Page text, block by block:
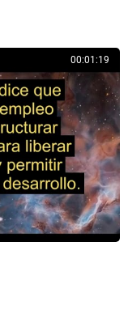
00:01:19